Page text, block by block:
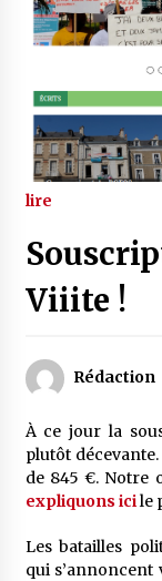
lire
Viiite !
Rédaction
À ce jour la
plutôt
de 845 €. Notre
expliquons icile
Les batailles
qui